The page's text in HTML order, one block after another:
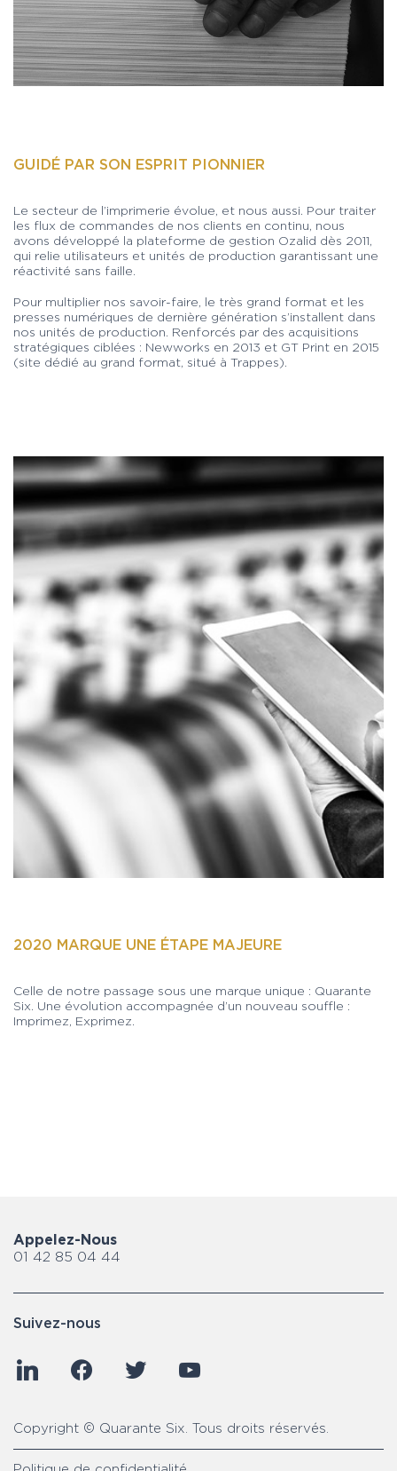
GUIDÉ PAR SON ESPRIT PIONNIER
Le secteur de l’imprimerie évolue, et nous aussi. Pour traiter
les flux de commandes de nos clients en continu, nous
avons développé la plateforme de gestion Ozalid dès 2011,
qui relie utilisateurs et unités de production garantissant une
réactivité sans faille.
Pour multiplier nos savoir-faire, le très grand format et les
presses numériques de dernière génération s’installent dans
nos unités de production. Renforcés par des acquisitions
stratégiques ciblées : Newworks en 2013 et GT Print en 2015
(site dédié au grand format, situé à Trappes).
2020 MARQUE UNE ÉTAPE MAJEURE
Celle de notre passage sous une marque unique : Quarante
Six. Une évolution accompagnée d’un nouveau souffle :
Imprimez, Exprimez.
Appelez-Nous
01 42 85 04 44
Suivez-nous
linkedinfacebooktwitteryoutube
Copyright © Quarante Six. Tous droits réservés.